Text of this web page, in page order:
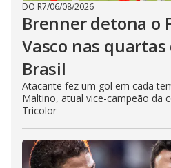
DO R7/06/08/2026
Brenner detona o
Vasco nas quartas
Brasil
Atacante fez um gol em cada
Maltino, atual vice-campeão da
Tricolor